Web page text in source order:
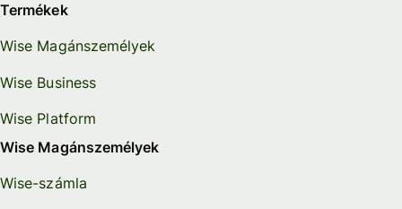
Termékek
Wise Magánszemélyek
Wise Business
Wise Platform
Wise Magánszemélyek
Wise-számla